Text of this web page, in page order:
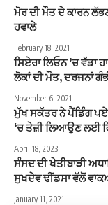
ਮੋਰ ਦੀ ਮੌਤ ਦੇ ਕਾਰਨ
ਹਵਾਲੇ
February 18, 2021
ਸਿਏਰਾ ਲਿਓਨ ’ਚ ਵੱਡਾ
ਲੋਕਾਂ ਦੀ ਮੌਤ, ਦਰਜਨਾਂ
November 6, 2021
ਮੁੱਖ ਸਕੱਤਰ ਨੇ ਪੈਂਡਿੰਗ ਪਏ
‘ਚ ਤੇਜ਼ੀ ਲਿਆਉਣ ਲਈ
April 18, 2023
ਸੰਸਦ ਦੀ ਖੇਤੀਬਾੜੀ
ਸੁਖਦੇਵ ਢੀਂਡਸਾ ਵੱਲੋਂ
January 11, 2021